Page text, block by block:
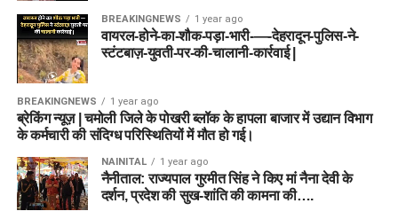
BREAKINGNEWS 1 year ago
वायरल-होने-का-शौक-पड़ा-भारी-—-देहरादून-पुलिस-ने-
स्टंटबाज़-युवती-पर-की-चालानी-कार्रवाई |
BREAKINGNEWS 1 year ago
ब्रेकिंग न्यूज़ | चमोली जिले के पोखरी ब्लॉक के हापला बाजार में उद्यान विभाग
के कर्मचारी की संदिग्ध परिस्थितियों में मौत हो गई।
NAINITAL 1 year ago
नैनीताल: राज्यपाल गुरमीत सिंह ने किए मां नैना देवी के
दर्शन, प्रदेश की सुख-शांति की कामना की….